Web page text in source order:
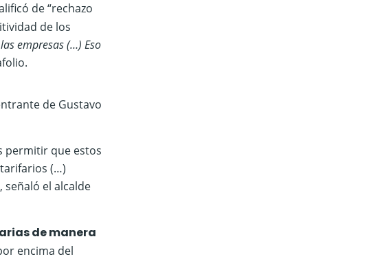
de “rechazo
de los
empresas (…) Eso
de Gustavo
permitir que estos
(…)
el alcalde
de manera
encima del